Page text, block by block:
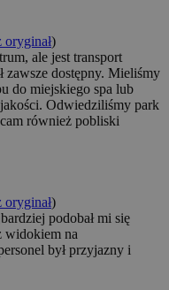
oryginał)
ale jest transport
zawsze dostępny. Mieliśmy
do miejskiego spa lub
Odwiedziliśmy park
również pobliski
oryginał)
podobał mi się
widokiem na
był przyjazny i